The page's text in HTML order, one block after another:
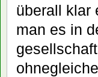
überall klar
man es in